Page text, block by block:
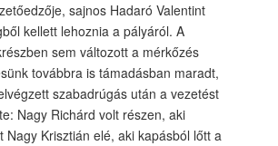
sajnos Hadaró Valentint
kellett lehoznia a pályáról. A
sem változott a mérkőzés
továbbra is támadásban maradt,
szabadrúgás után a vezetést
Nagy Richárd volt részen, aki
Nagy Krisztián elé, aki kapásból lőtt a